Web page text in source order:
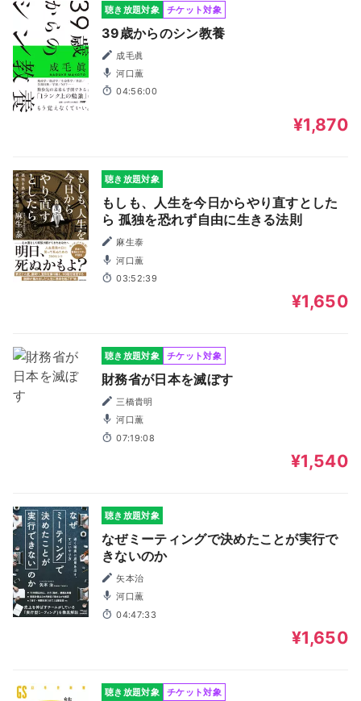
聴き放題対象 チケット対象
39歳からのシン教養
成毛眞
河口薫
04:56:00
¥1,870
聴き放題対象
もしも、人生を今日からやり直すとした
ら 孤独を恐れず自由に生きる法則
麻生泰
河口薫
03:52:39
¥1,650
聴き放題対象 チケット対象
財務省が日本を滅ぼす
三橋貴明
河口薫
07:19:08
¥1,540
聴き放題対象
なぜミーティングで決めたことが実行で
きないのか
矢本治
河口薫
04:47:33
¥1,650
聴き放題対象 チケット対象